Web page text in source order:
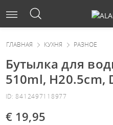
ГЛАВНАЯ КУХНЯ РАЗНОЕ
Бутылка для
510ml, H20.5cm,
ID: 8412497118977
€ 19,95